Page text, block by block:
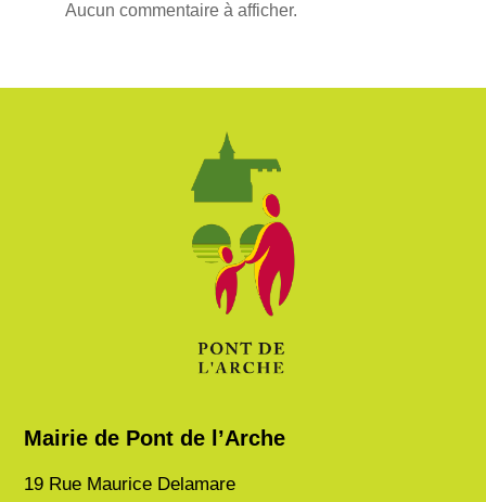
Aucun commentaire à afficher.
Mairie de Pont de l’Arche
19 Rue Maurice Delamare